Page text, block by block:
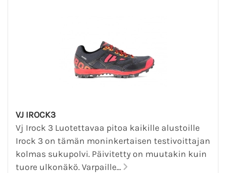
VJ IROCK3
Vj Irock 3 Luotettavaa pitoa kaikille alustoille
Irock 3 on tämän moninkertaisen testivoittajan
kolmas sukupolvi. Päivitetty on muutakin kuin
tuore ulkonäkö. Varpaille...